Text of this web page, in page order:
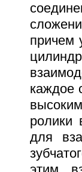
причем
каждое
ролики
для